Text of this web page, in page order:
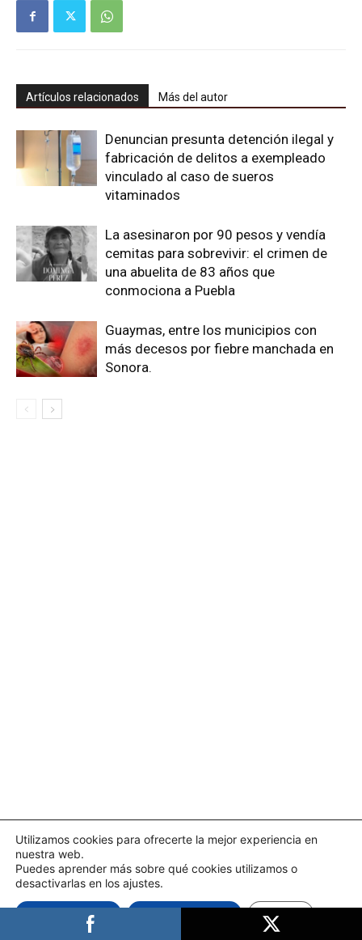
Artículos relacionados Más del autor
Denuncian presunta detención ilegal y
fabricación de delitos a exempleado
vinculado al caso de sueros
vitaminados
La asesinaron por 90 pesos y vendía
cemitas para sobrevivir: el crimen de
una abuelita de 83 años que
conmociona a Puebla
Guaymas, entre los municipios con
más decesos por fiebre manchada en
Sonora.
Utilizamos cookies para ofrecerte la mejor experiencia en
nuestra web.
Puedes aprender más sobre qué cookies utilizamos o
desactivarlas en los ajustes.
Aceptar cookies Ajustes